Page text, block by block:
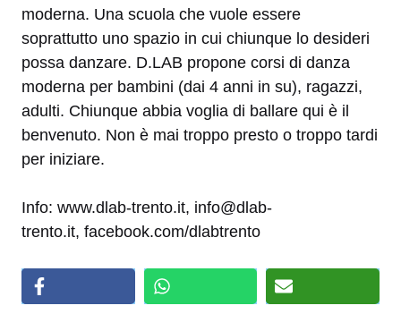
moderna. Una scuola che vuole essere
soprattutto uno spazio in cui chiunque lo desideri
possa danzare. D.LAB propone corsi di danza
moderna per bambini (dai 4 anni in su), ragazzi,
adulti. Chiunque abbia voglia di ballare qui è il
benvenuto. Non è mai troppo presto o troppo tardi
per iniziare.
Info: www.dlab-trento.it, info@dlab-
trento.it, facebook.com/dlabtrento